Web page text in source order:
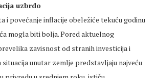
uzbrdo
i povećanje inflacije obeležiće tekuću godinu
mogla biti bolja. Pored aktuelnog
zavisnost od stranih investicija i
unutar zemlje predstavljaju najveću